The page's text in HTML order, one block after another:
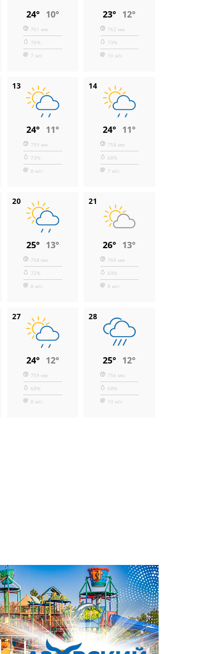
24° 10°
761 мм
76%
7 м/с
23° 12°
762 мм
73%
10 м/с
13
24° 11°
759 мм
73%
8 м/с
14
24° 11°
758 мм
68%
7 м/с
20
25° 13°
758 мм
72%
8 м/с
21
26° 13°
760 мм
69%
8 м/с
27
24° 12°
759 мм
68%
8 м/с
28
25° 12°
756 мм
68%
10 м/с